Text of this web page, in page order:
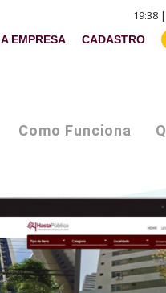
19:38
A EMPRESA CADASTRO
Como Funciona